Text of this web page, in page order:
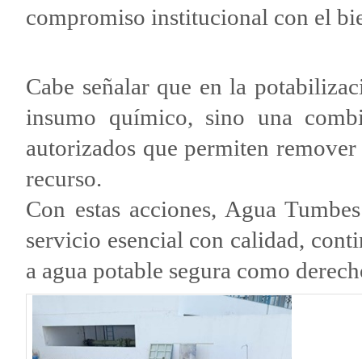
compromiso institucional con el
Cabe señalar que en la
insumo químico, sino una
autorizados que permiten
recurso.
Con estas acciones, Agua
servicio esencial con calidad,
a agua potable segura como